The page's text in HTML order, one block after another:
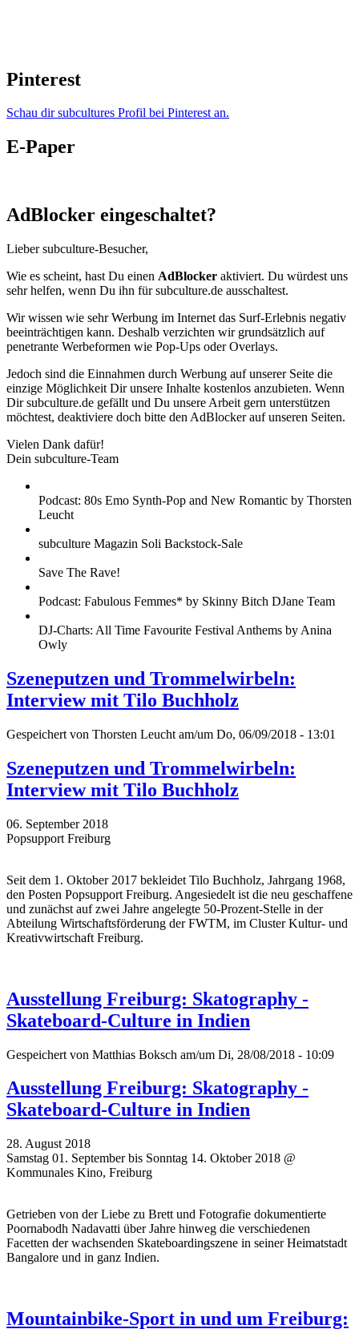
Pinterest
Schau dir subcultures Profil bei Pinterest an.
E-Paper
AdBlocker eingeschaltet?
Lieber subculture-Besucher,
Wie es scheint, hast Du einen AdBlocker aktiviert. Du würdest uns
sehr helfen, wenn Du ihn für subculture.de ausschaltest.
Wir wissen wie sehr Werbung im Internet das Surf-Erlebnis negativ
beeinträchtigen kann. Deshalb verzichten wir grundsätzlich auf
penetrante Werbeformen wie Pop-Ups oder Overlays.
Jedoch sind die Einnahmen durch Werbung auf unserer Seite die
einzige Möglichkeit Dir unsere Inhalte kostenlos anzubieten. Wenn
Dir subculture.de gefällt und Du unsere Arbeit gern unterstützen
möchtest, deaktiviere doch bitte den AdBlocker auf unseren Seiten.
Vielen Dank dafür!
Dein subculture-Team
Podcast: 80s Emo Synth-Pop and New Romantic by Thorsten
Leucht
subculture Magazin Soli Backstock-Sale
Save The Rave!
Podcast: Fabulous Femmes* by Skinny Bitch DJane Team
DJ-Charts: All Time Favourite Festival Anthems by Anina
Owly
Szeneputzen und Trommelwirbeln:
Interview mit Tilo Buchholz
Gespeichert von Thorsten Leucht am/um Do, 06/09/2018 - 13:01
Szeneputzen und Trommelwirbeln:
Interview mit Tilo Buchholz
06. September 2018
Popsupport Freiburg
Seit dem 1. Oktober 2017 bekleidet Tilo Buchholz, Jahrgang 1968,
den Posten Popsupport Freiburg. Angesiedelt ist die neu geschaffene
und zunächst auf zwei Jahre angelegte 50-Prozent-Stelle in der
Abteilung Wirtschaftsförderung der FWTM, im Cluster Kultur- und
Kreativwirtschaft Freiburg.
Ausstellung Freiburg: Skatography -
Skateboard-Culture in Indien
Gespeichert von Matthias Boksch am/um Di, 28/08/2018 - 10:09
Ausstellung Freiburg: Skatography -
Skateboard-Culture in Indien
28. August 2018
Samstag 01. September bis Sonntag 14. Oktober 2018 @
Kommunales Kino, Freiburg
Getrieben von der Liebe zu Brett und Fotografie dokumentierte
Poornabodh Nadavatti über Jahre hinweg die verschiedenen
Facetten der wachsenden Skateboardingszene in seiner Heimatstadt
Bangalore und in ganz Indien.
Mountainbike-Sport in und um Freiburg: